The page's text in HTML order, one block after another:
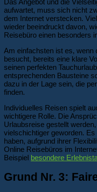
aufwartet, muss sich nicht
dem Internet verstecken.
wieder beeindruckt davon,
Reisebüro einen besonders
Am einfachsten ist es, wenn
besucht, bereits eine klare
seinen perfekten
entsprechenden Bausteine
dazu in der Lage sein, die
finden.
Individuelles Reisen spielt
wichtigere Rolle. Die
Urlaubsreise gestellt
vielschichtiger geworden.
haben, aufgrund ihrer
Online Reisebüros im
Beispiel besondere
Grund Nr. 3: